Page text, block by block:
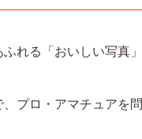
れる「おいしい写真」
プロ・アマチュアを問